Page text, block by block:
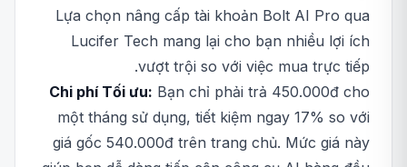
Lựa chọn nâng cấp tài khoản Bolt AI Pro qua
Lucifer Tech mang lại cho bạn nhiều lợi ích
vượt trội so với việc mua trực tiếp.
Chi phí Tối ưu: Bạn chỉ phải trả 450.000đ cho
một tháng sử dụng, tiết kiệm ngay 17% so với
giá gốc 540.000đ trên trang chủ. Mức giá này